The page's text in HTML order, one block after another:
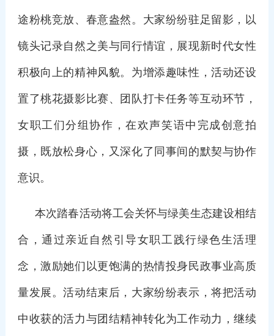
途粉桃竞放、春意盎然。大家纷纷驻足留影，以
镜头记录自然之美与同行情谊，展现新时代女性
积极向上的精神风貌。为增添趣味性，活动还设
置了桃花摄影比赛、团队打卡任务等互动环节，
女职工们分组协作，在欢声笑语中完成创意拍
摄，既放松身心，又深化了同事间的默契与协作
意识。
本次踏春活动将工会关怀与绿美生态建设相结
合，通过亲近自然引导女职工践行绿色生活理
念，激励她们以更饱满的热情投身民政事业高质
量发展。活动结束后，大家纷纷表示，将把活动
中收获的活力与团结精神转化为工作动力，继续